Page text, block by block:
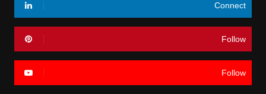
Connect
Follow
Follow